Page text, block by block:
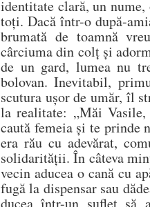
identitate clară, un
toți. Dacă într-o după-
brumată de toamnă
cârciuma din colț și
de un gard, lumea nu
bolovan. Inevitabil,
scutura ușor de umăr, îl
la realitate: „Măi
caută femeia și te prinde
era rău cu adevărat,
solidarității. În câteva
vecin aducea o cană cu
fugă la dispensar sau
ducea într-un suflet să